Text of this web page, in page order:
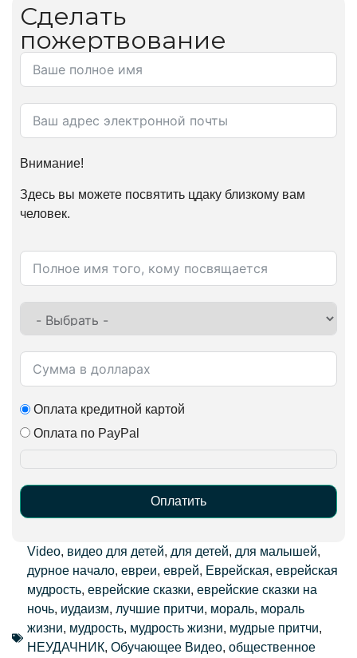
Сделать
пожертвование
Внимание!
Здесь вы можете посвятить цдаку близкому вам
человек.
Оплата кредитной картой
Оплата по PayPal
Оплатить
Alternative:
Video, видео для детей, для детей, для малышей,
дурное начало, евреи, еврей, Еврейская, еврейская
мудрость, еврейские сказки, еврейские сказки на
ночь, иудаизм, лучшие притчи, мораль, мораль
жизни, мудрость, мудрость жизни, мудрые притчи,
НЕУДАЧНИК, Обучающее Видео, общественное